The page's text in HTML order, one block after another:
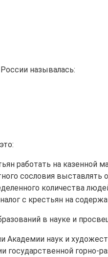
называлась:
работать на казенной
сословия
количества
с крестьян на
в науке и
Академии наук и
государственной горно-